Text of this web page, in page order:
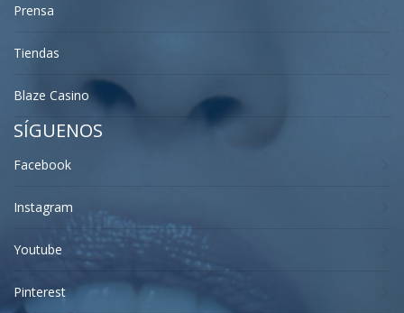
Prensa
Tiendas
Blaze Casino
SÍGUENOS
Facebook
Instagram
Youtube
Pinterest